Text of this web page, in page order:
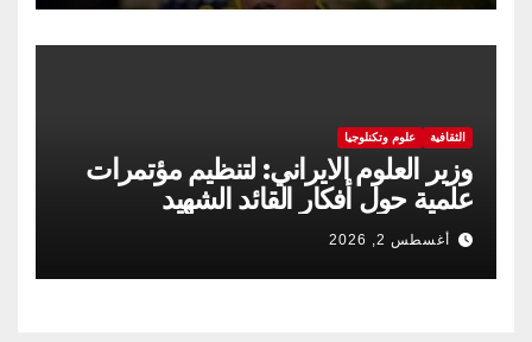
الثقافية علوم وتكنلوجيا
وزير العلوم الايراني: لتنظيم مؤتمرات
علمية حول أفكار القائد الشهيد
أغسطس 2, 2026